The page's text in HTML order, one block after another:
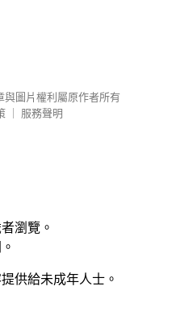
與圖片權利屬原作者所有
服務聲明
瀏覽。
供給未成年人士。